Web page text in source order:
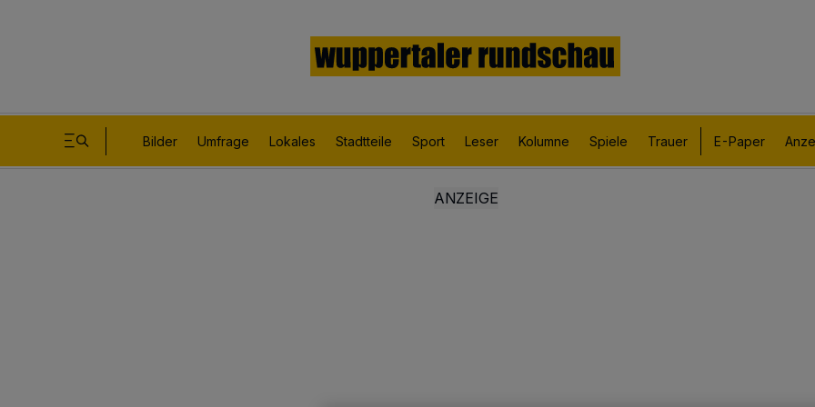
Bilder Umfrage Lokales Stadtteile Sport Leser Kolumne Spiele Trauer E-Paper